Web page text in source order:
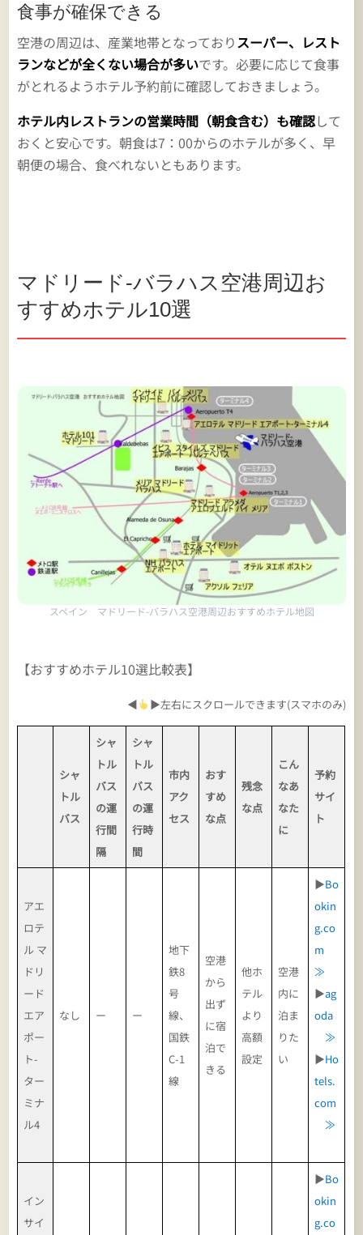
食事が確保できる
空港の周辺は、産業地帯となっておりスーパー、レスト
ランなどが全くない場合が多いです。必要に応じて食事
がとれるようホテル予約前に確認しておきましょう。
ホテル内レストランの営業時間（朝食含む）も確認して
おくと安心です。朝食は7：00からのホテルが多く、早
朝便の場合、食べれないともあります。
マドリード-バラハス空港周辺お
すすめホテル10選
スペイン マドリード-バラハス空港周辺おすすめホテル地図
【おすすめホテル10選比較表】
◀ ▶左右にスクロールできます(スマホのみ)
シャ
トル
バス
シャ
トル
バス
の運
行間
隔
シャ
トル
バス
の運
行時
間
市内
アク
セス
おす
すめ
な点
残念
な点
こん
なあ
なた
に
予約
サイ
ト
アエ
ロテ
ル マ
ドリ
ード
エア
ポー
ト-
ター
ミナ
ル4
なし ー ー
地下
鉄8
号
線、
国鉄
C-1
線
空港
から
出ず
に宿
泊で
きる
他ホ
テル
より
高額
設定
空港
内に
泊ま
りた
い
▶Bo
okin
g.co
m
≫
▶ag
oda
≫
▶Ho
tels.
com
≫
イン
サイ
▶Bo
okin
g.co